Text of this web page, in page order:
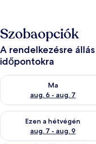
Szobaopciók
A rendelkezésre
időpontokra
Ma
aug. 6 - aug. 7
A ma esti rendelkezésre
Ezen a hétvégén
aug. 7 - aug. 9
A mostani hétvégi